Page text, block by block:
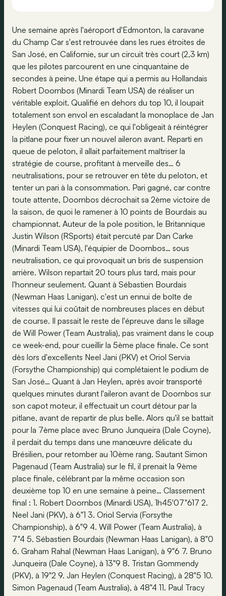
Une semaine après l'aéroport d'Edmonton, la caravane
du Champ Car s'est retrouvée dans les rues étroites de
San José, en Californie, sur un circuit très court (2,3 km)
que les pilotes parcourent en une cinquantaine de
secondes à peine. Une étape qui a permis au Hollandais
Robert Doornbos (Minardi Team USA) de réaliser un
véritable exploit. Qualifié en dehors du top 10, il loupait
totalement son envol en escaladant la monoplace de Jan
Heylen (Conquest Racing), ce qui l'obligeait à réintégrer
la pitlane pour fixer un nouvel aileron avant. Reparti en
queue de peloton, il allait parfaitement maîtriser la
stratégie de course, profitant à merveille des… 6
neutralisations, pour se retrouver en tête du peloton, et
tenter un pari à la consommation. Pari gagné, car contre
toute attente, Doornbos décrochait sa 2ème victoire de
la saison, de quoi le ramener à 10 points de Bourdais au
championnat. Auteur de la pole position, le Britannique
Justin Wilson (RSports) était percuté par Dan Carke
(Minardi Team USA), l'équipier de Doornbos… sous
neutralisation, ce qui provoquait un bris de suspension
arrière. Wilson repartait 20 tours plus tard, mais pour
l'honneur seulement. Quant à Sébastien Bourdais
(Newman Haas Lanigan), c'est un ennui de boîte de
vitesses qui lui coûtait de nombreuses places en début
de course. Il passait le reste de l'épreuve dans le sillage
de Will Power (Team Australia), pas vraiment dans le coup
ce week-end, pour cueillir la 5ème place finale. Ce sont
dès lors d'excellents Neel Jani (PKV) et Oriol Servia
(Forsythe Championship) qui complétaient le podium de
San José… Quant à Jan Heylen, après avoir transporté
quelques minutes durant l'aileron avant de Doornbos sur
son capot moteur, il effectuait un court détour par la
pitlane, avant de repartir de plus belle. Alors qu'il se battait
pour la 7ème place avec Bruno Junqueira (Dale Coyne),
il perdait du temps dans une manœuvre délicate du
Brésilien, pour retomber au 10ème rang. Sautant Simon
Pagenaud (Team Australia) sur le fil, il prenait la 9ème
place finale, célébrant par la même occasion son
deuxième top 10 en une semaine à peine… Classement
final : 1. Robert Doornbos (Minardi USA), 1h45'07"617 2.
Neel Jani (PKV), à 6"1 3. Oriol Servia (Forsythe
Championship), à 6"9 4. Will Power (Team Australia), à
7"4 5. Sébastien Bourdais (Newman Haas Lanigan), à 8"0
6. Graham Rahal (Newman Haas Lanigan), à 9"6 7. Bruno
Junqueira (Dale Coyne), à 13"9 8. Tristan Gommendy
(PKV), à 19"2 9. Jan Heylen (Conquest Racing), à 28"5 10.
Simon Pagenaud (Team Australia), à 48"4 11. Paul Tracy